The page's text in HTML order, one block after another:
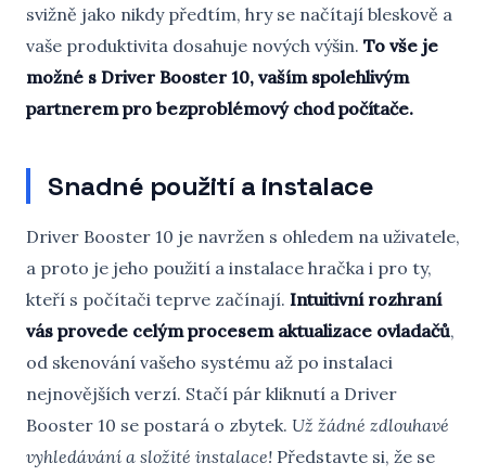
svižně jako nikdy předtím, hry se načítají bleskově a
vaše produktivita dosahuje nových výšin. To vše je
možné s Driver Booster 10, vaším spolehlivým
partnerem pro bezproblémový chod počítače.
Snadné použití a instalace
Driver Booster 10 je navržen s ohledem na uživatele,
a proto je jeho použití a instalace hračka i pro ty,
kteří s počítači teprve začínají. Intuitivní rozhraní
vás provede celým procesem aktualizace ovladačů,
od skenování vašeho systému až po instalaci
nejnovějších verzí. Stačí pár kliknutí a Driver
Booster 10 se postará o zbytek. Už žádné zdlouhavé
vyhledávání a složité instalace! Představte si, že se